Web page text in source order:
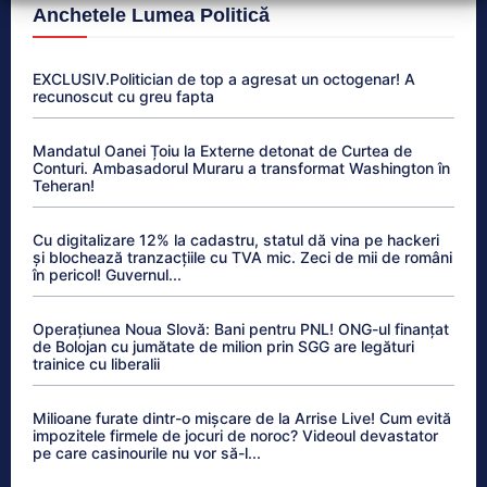
Anchetele Lumea Politică
EXCLUSIV.Politician de top a agresat un octogenar! A
recunoscut cu greu fapta
Mandatul Oanei Țoiu la Externe detonat de Curtea de
Conturi. Ambasadorul Muraru a transformat Washington în
Teheran!
Cu digitalizare 12% la cadastru, statul dă vina pe hackeri
și blochează tranzacțiile cu TVA mic. Zeci de mii de români
în pericol! Guvernul...
Operațiunea Noua Slovă: Bani pentru PNL! ONG-ul finanțat
de Bolojan cu jumătate de milion prin SGG are legături
trainice cu liberalii
Milioane furate dintr-o mișcare de la Arrise Live! Cum evită
impozitele firmele de jocuri de noroc? Videoul devastator
pe care casinourile nu vor să-l...